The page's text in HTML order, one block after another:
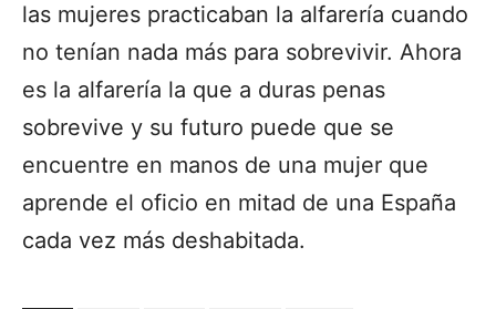
las mujeres practicaban la alfarería cuando
no tenían nada más para sobrevivir. Ahora
es la alfarería la que a duras penas
sobrevive y su futuro puede que se
encuentre en manos de una mujer que
aprende el oficio en mitad de una España
cada vez más deshabitada.